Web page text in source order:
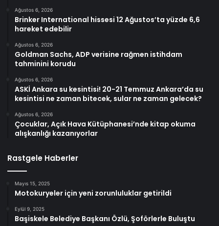
Ağustos 6, 2026
Brinker International hissesi 12 Ağustos’ta yüzde 6,6
hareket edebilir
Ağustos 6, 2026
Goldman Sachs, ADP verisine rağmen istihdam
tahminini korudu
Ağustos 6, 2026
ASKİ Ankara su kesintisi! 20-21 Temmuz Ankara’da su
kesintisi ne zaman bitecek, sular ne zaman gelecek?
Ağustos 6, 2026
Çocuklar, Açık Hava Kütüphanesi’nde kitap okuma
alışkanlığı kazanıyorlar
Rastgele Haberler
Mayıs 15, 2025
Motokuryeler için yeni zorunluluklar getirildi
Eylül 9, 2025
Başiskele Belediye Başkanı Özlü, Şoförlerle Buluştu